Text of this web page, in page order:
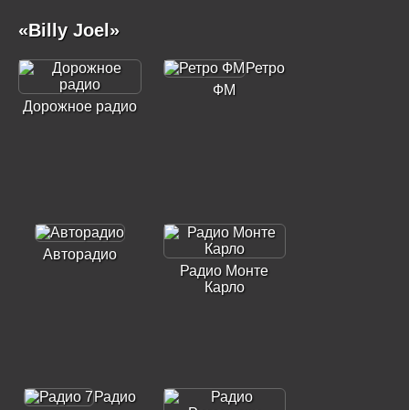
«Billy Joel»
Дорожное радио
Ретро
ФМ
Авторадио
Радио Монте
Карло
Радио